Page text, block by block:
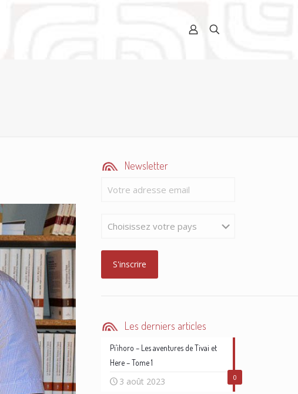
Newsletter
Les derniers articles
0
Pi’ihoro – Les aventures de Tivai et
Here – Tome 1
3 août 2023